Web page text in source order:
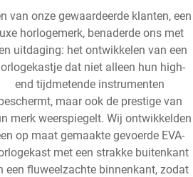
van onze gewaardeerde klanten, een
horlogemerk, benaderde ons met
uitdaging: het ontwikkelen van een
dat niet alleen hun high-
end tijdmetende instrumenten
maar ook de prestige van
merk weerspiegelt. Wij ontwikkelden
op maat gemaakte gevoerde EVA-
met een strakke buitenkant
een fluweelzachte binnenkant, zodat